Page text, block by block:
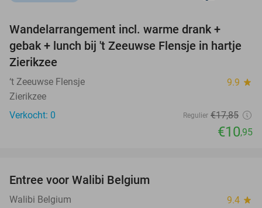
TODAY
Wandelarrangement incl. warme drank +
gebak + lunch bij 't Zeeuwse Flensje in hartje
Zierikzee
‘t Zeeuwse Flensje 9.9 star
Zierikzee
Verkocht: 0
Regulier €17,85
€10,95
Entree voor Walibi Belgium
Walibi Belgium 9.4 star